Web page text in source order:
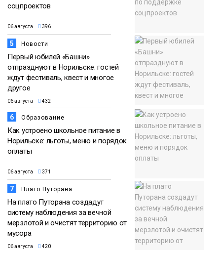
соцпроектов
06 августа 396
5 Новости
Первый юбилей «Башни»
отпразднуют в Норильске: гостей
ждут фестиваль, квест и многое
другое
06 августа 432
6 Образование
Как устроено школьное питание в
Норильске: льготы, меню и порядок
оплаты
06 августа 371
7 Плато Путорана
На плато Путорана создадут
систему наблюдения за вечной
мерзлотой и очистят территорию от
мусора
06 августа 420